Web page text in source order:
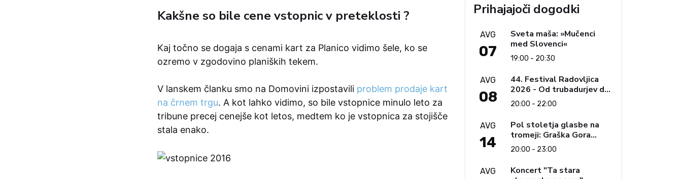
Kakšne so bile cene vstopnic v preteklosti ?
Kaj točno se dogaja s cenami kart za Planico vidimo šele, ko se
ozremo v zgodovino planiških tekem.
V lanskem članku smo na Domovini izpostavili problem prodaje kart
na črnem trgu. A kot lahko vidimo, so bile vstopnice minulo leto za
tribune precej cenejše kot letos, medtem ko je vstopnica za stojišče
stala enako.
Prihajajoči dogodki
AVG
07
Sveta maša: »Mučenci
med Slovenci«
19:00 - 20:30
AVG
08
44. Festival Radovljica
2026 - Od trubadurjev do
Brahmsa
20:00 - 22:00
AVG
14
Pol stoletja glasbe na
tromeji: Graška Gora
obeležuje 50. jubilejni
festival narodno-zabavne
glasbe
20:00 - 23:00
AVG
Koncert "Ta stara